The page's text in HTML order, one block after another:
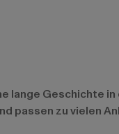
lange Geschichte
zu vielen